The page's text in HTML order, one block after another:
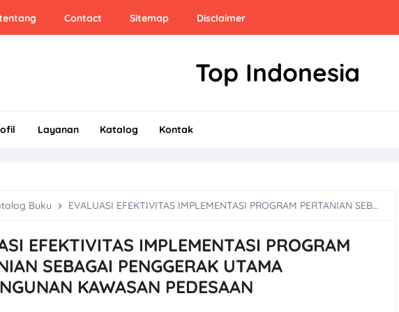
Contact Sitemap Disclaimer
Top Indonesia
Layanan Katalog Kontak
Buku EVALUASI EFEKTIVITAS IMPLEMENTASI PROGRAM PERTANIAN SEBAGAI PENGGERAK UTAMA PEMBANGUNAN KAWASAN PEDESAAN
EFEKTIVITAS IMPLEMENTASI PROGRAM
SEBAGAI PENGGERAK UTAMA
KAWASAN PEDESAAN